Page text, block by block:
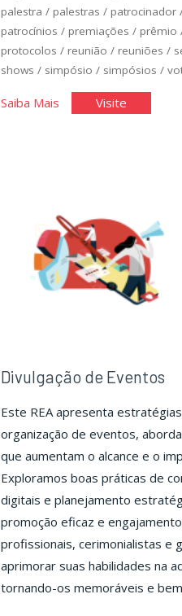
palestra / palestras / patrocinador
patrocínios / premiações / prêmio
protocolos / reunião / reuniões /
shows / simpósio / simpósios /
Saiba Mais"Organização
Visite
Divulgação de Eventos
Este REA apresenta
organização de eventos,
que aumentam o alcance e o
Exploramos boas práticas de
digitais e planejamento
promoção eficaz e
profissionais, cerimonialistas e
aprimorar suas habilidades na
tornando-os memoráveis e